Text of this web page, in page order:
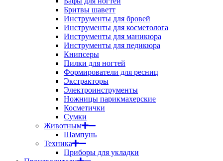
Бритвы шаветт
Инструменты для бровей
Инструменты для косметолога
Инструменты для маникюра
Инструменты для педикюра
Книпсеры
Пилки для ногтей
Формирователи для ресниц
Экстракторы
Электроинструменты
Ножницы парикмахерские
Косметички
Сумки
Животным
Шампунь
Техника
Приборы для укладки